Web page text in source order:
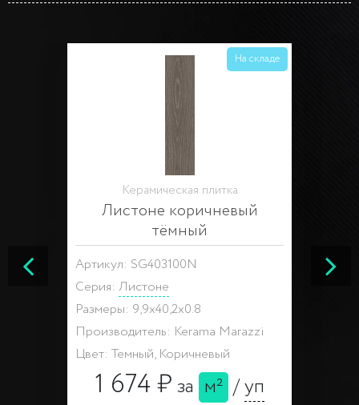
На складе
Керамическая плитка
Листоне коричневый
тёмный
Артикул: SG403100N
Серия: Листоне
Размеры: 9,9x40,2x0.8
Производитель: Kerama Marazzi
Цвет: Темный, Коричневый
1 674 ₽за м² /уп